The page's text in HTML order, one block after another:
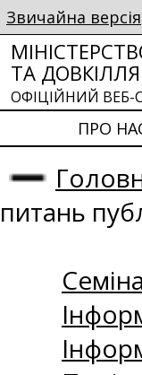
Звичайна версія
ТА
ОФІЦІЙНИЙ ВЕБ-
ПРО
питань